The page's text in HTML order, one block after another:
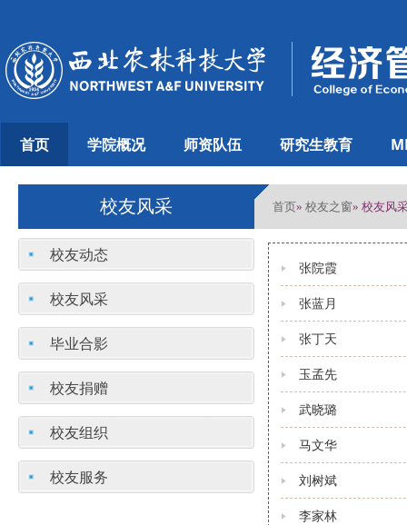
首页 学院概况 师资队伍 研究生教育
校友风采 首页» 校友之窗» 校友风
校友动态
校友风采
毕业合影
校友捐赠
校友组织
校友服务
张院霞
张蓝月
张丁天
玉孟先
武晓璐
马文华
刘树斌
李家林